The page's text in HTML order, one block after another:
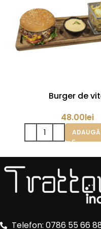
Burger de
48.00lei
Telefon: 0786 55 66